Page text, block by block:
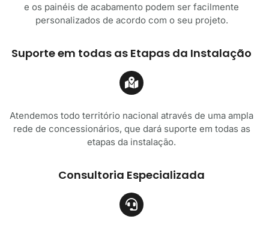
e os painéis de acabamento podem ser facilmente
personalizados de acordo com o seu projeto.
Suporte em todas as Etapas da Instalação
Atendemos todo território nacional através de uma ampla
rede de concessionários, que dará suporte em todas as
etapas da instalação.
Consultoria Especializada